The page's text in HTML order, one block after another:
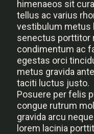
himenaeos sit
tellus ac varius
vestibulum metus
senectus porttitor
condimentum ac
egestas orci
metus gravida
taciti luctus justo.
Posuere per felis
congue rutrum
gravida arcu
lorem lacinia